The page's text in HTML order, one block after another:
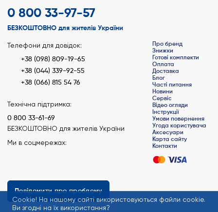
0 800 33-97-57
БЕЗКОШТОВНО для жителів України
Телефони для довідок:
+38 (098) 809-19-65
+38 (044) 339-92-55
+38 (066) 815 54 76
Технічна підтримка:
0 800 33-61-69
БЕЗКОШТОВНО для жителів України
Ми в соцмережах:
Повідомити про проблему
Про бренд
Знижки
Готові комплекти
Оплата
Доставка
Блог
Часті питання
Новини
Сервіс
Відео огляди
Інструкції
Умови повернення
Угода користувача
Аксесуари
Карта сайту
Контакти
Сookie! На нашому сайті використовуються файли cookie.
Ви згодні на їх використання?